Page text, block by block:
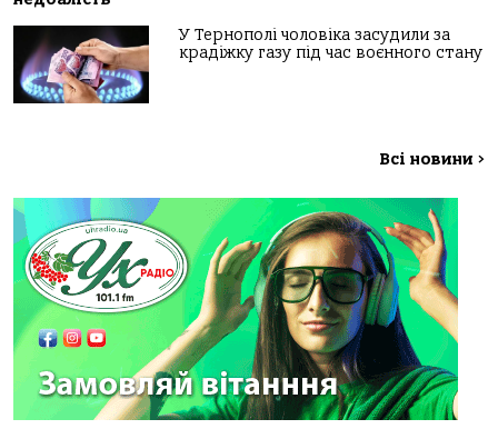
У Тернополі чоловіка засудили за
крадіжку газу під час воєнного стану
Всі новини >